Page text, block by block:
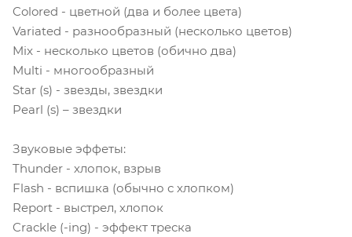
Colored - цветной (два и более цвета)
Variated - разнообразный (несколько цветов)
Mix - несколько цветов (обично два)
Multi - многообразный
Star (s) - звезды, звездки
Pearl (s) – звездки
Звуковые эффеты:
Thunder - хлопок, взрыв
Flash - вспишка (обычно с хлопком)
Report - выстрел, хлопок
Crackle (-ing) - эффект треска